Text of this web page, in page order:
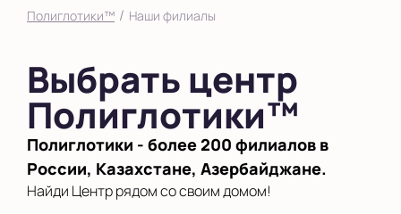
Полиглотики™ / Наши филиалы
Выбрать центр
Полиглотики™
Полиглотики - более 200 филиалов в
России, Казахстане, Азербайджане.
Найди Центр рядом со своим домом!